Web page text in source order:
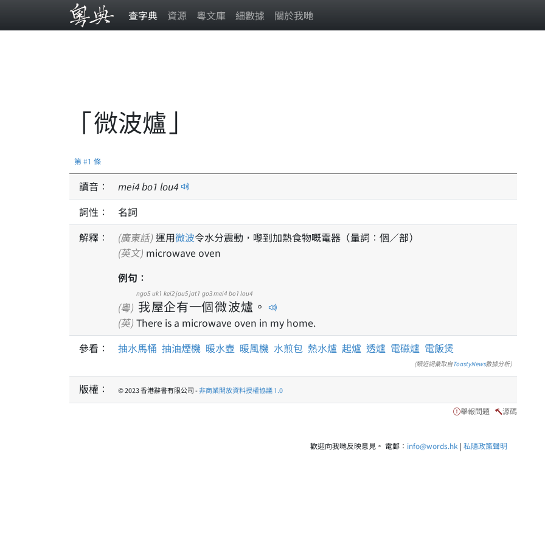
查字典 資源 粵文庫 細數據 關於我哋
「微波爐」
第 #1 條
讀音： mei4bo1 lou4
詞性：
名詞
解釋：
(廣東話) 運用微波令水分震動，嚟到加熱食物嘅電器（量詞：個／部）
(英文) microwave oven
例句：
(粵) 我
ngo5
屋
uk1
企
kei2
有
jau5
一
jat1
個
go3
微
mei4
波
bo1
爐
lou4
。
(英) There is a microwave oven in my home.
參看：
抽水馬桶 抽油煙機 暖水壺 暖風機 水煎包 熱水爐 起爐 透爐 電磁爐 電飯煲
(類近詞彙取自ToastyNews數據分析)
版權： © 2023 香港辭書有限公司 -非商業開放資料授權協議 1.0
舉報問題 源碼
歡迎向我哋反映意見。 電郵： info@words.hk | 私隱政策聲明